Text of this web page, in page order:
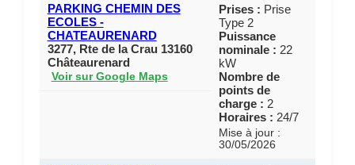
PARKING CHEMIN DES
ECOLES -
CHATEAURENARD
3277, Rte de la Crau 13160
Châteaurenard
Voir sur Google Maps
Prises : Prise
Type 2
Puissance
nominale : 22
kW
Nombre de
points de
charge : 2
Horaires : 24/7
Mise à jour :
30/05/2026